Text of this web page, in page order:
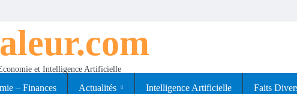
et Intelligence Artificielle
– Finances Actualités Intelligence Artificielle Faits